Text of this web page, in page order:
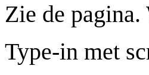
Zie de
Type-in met